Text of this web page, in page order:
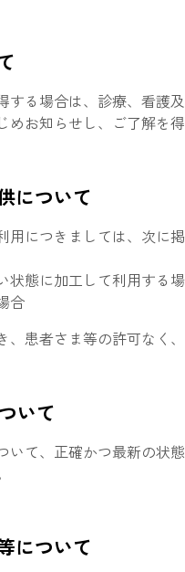
する場合は、診療、看護
めお知らせし、ご了解を
について
につきましては、次に
態に加工して利用する
合
患者さま等の許可なく
いて
いて、正確かつ最新の状
について